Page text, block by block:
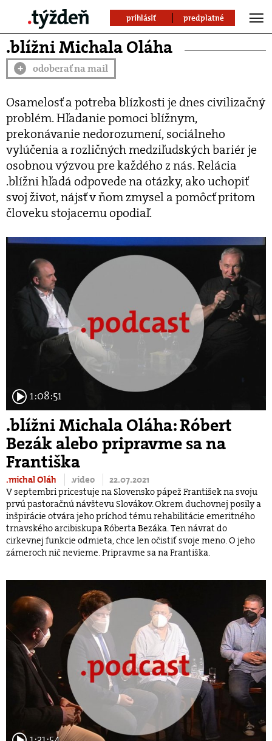
prihlásiť predplatné
.blížni Michala Oláha
+ odoberať na mail
Osamelosť a potreba blízkosti je dnes civilizačný
problém. Hľadanie pomoci blížnym,
prekonávanie nedorozumení, sociálneho
vylúčenia a rozličných medziľudských bariér je
osobnou výzvou pre každého z nás. Relácia
.blížni hľadá odpovede na otázky, ako uchopiť
svoj život, nájsť v ňom zmysel a pomôcť pritom
človeku stojacemu opodiaľ.
1:08:51
.blížni Michala Oláha: Róbert
Bezák alebo pripravme sa na
Františka
.michal Oláh .video
22.07.2021
V septembri pricestuje na Slovensko pápež František na svoju
prvú pastoračnú návštevu Slovákov. Okrem duchovnej posily a
inšpirácie otvára jeho príchod tému rehabilitácie emeritného
trnavského arcibiskupa Róberta Bezáka. Ten návrat do
cirkevnej funkcie odmieta, chce len očistiť svoje meno. O jeho
zámeroch nič nevieme. Pripravme sa na Františka.